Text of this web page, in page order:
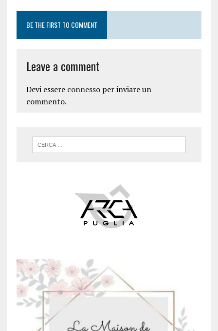
BE THE FIRST TO COMMENT
Leave a comment
Devi essere connessoper inviare un
commento.